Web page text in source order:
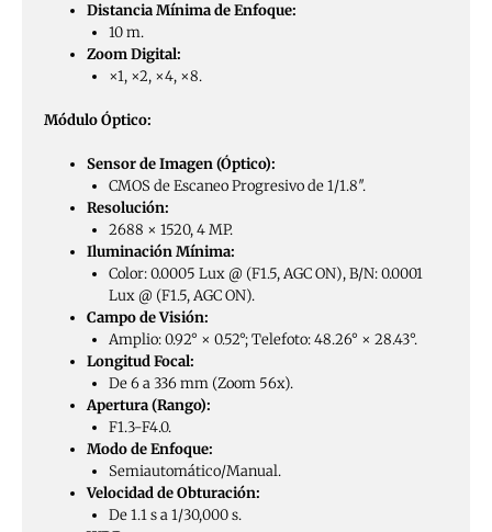
Distancia Mínima de Enfoque:
10 m.
Zoom Digital:
×1, ×2, ×4, ×8.
Módulo Óptico:
Sensor de Imagen (Óptico):
CMOS de Escaneo Progresivo de 1/1.8″.
Resolución:
2688 × 1520, 4 MP.
Iluminación Mínima:
Color: 0.0005 Lux @ (F1.5, AGC ON), B/N: 0.0001
Lux @ (F1.5, AGC ON).
Campo de Visión:
Amplio: 0.92° × 0.52°; Telefoto: 48.26° × 28.43°.
Longitud Focal:
De 6 a 336 mm (Zoom 56x).
Apertura (Rango):
F1.3-F4.0.
Modo de Enfoque:
Semiautomático/Manual.
Velocidad de Obturación:
De 1.1 s a 1/30,000 s.